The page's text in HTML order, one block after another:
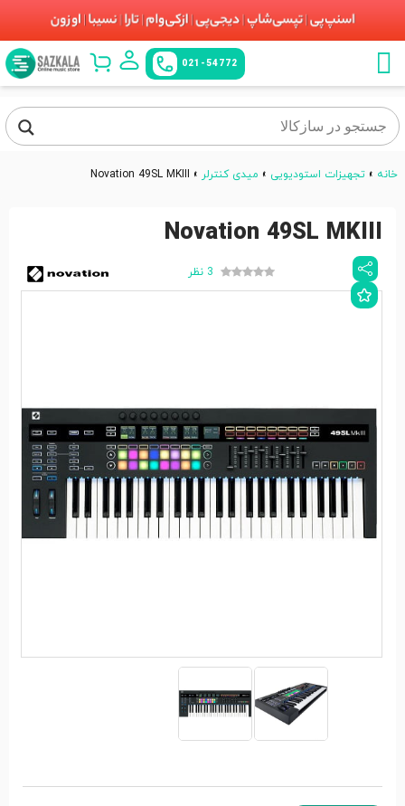
021-54772
خانه » تجهیزات استودیویی » میدی کنترلر »
Novation 49SL MKIII
Novation 49SL MKIII
3 نظر